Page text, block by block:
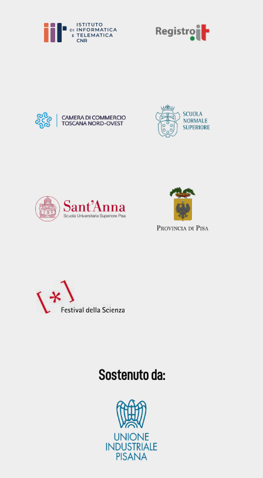
Sostenuto da: